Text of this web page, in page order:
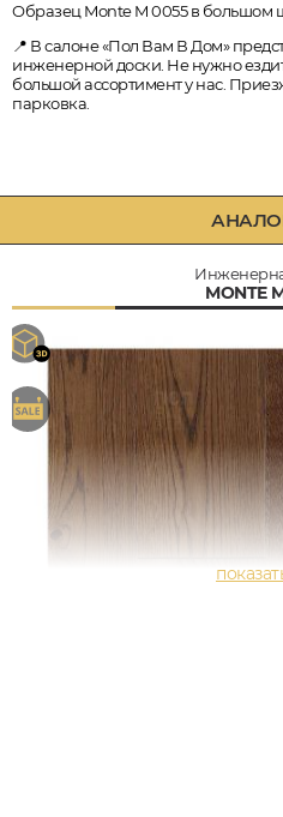
Образец Monte M 0055 в большом
📍 В салоне «Пол Вам В Дом»
инженерной доски. Не нужно
большой ассортимент у нас.
парковка.
MONTE